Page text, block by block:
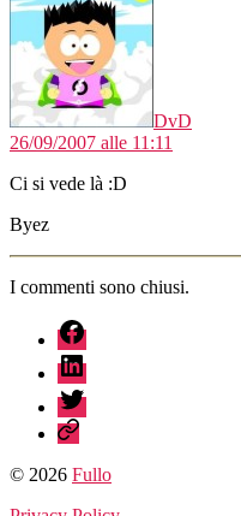
DvD
26/09/2007 alle 11:11
Ci si vede là :D
Byez
I commenti sono chiusi.
fb
linkedin
twitter
sessionize
© 2026 Fullo